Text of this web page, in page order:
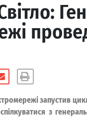
запустив
з